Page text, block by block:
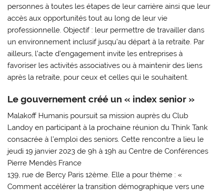
personnes à toutes les étapes de leur carrière ainsi que leur
accès aux opportunités tout au long de leur vie
professionnelle. Objectif : leur permettre de travailler dans
un environnement inclusif jusqu’au départ à la retraite. Par
ailleurs, l’acte d’engagement invite les entreprises à
favoriser les activités associatives ou à maintenir des liens
après la retraite, pour ceux et celles qui le souhaitent.
Le gouvernement créé un « index senior »
Malakoff Humanis poursuit sa mission auprès du Club
Landoy en participant à la prochaine réunion du Think Tank
consacrée à l’emploi des seniors. Cette rencontre a lieu le
jeudi 19 janvier 2023 de 9h à 19h au Centre de Conférences
Pierre Mendès France
139, rue de Bercy Paris 12ème. Elle a pour thème : «
Comment accélérer la transition démographique vers une